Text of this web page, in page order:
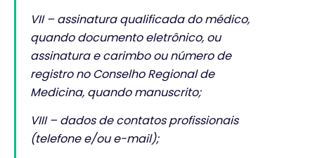
VII – assinatura qualificada do médico,
quando documento eletrônico, ou
assinatura e carimbo ou número de
registro no Conselho Regional de
Medicina, quando manuscrito;
VIII – dados de contatos profissionais
(telefone e/ou e-mail);